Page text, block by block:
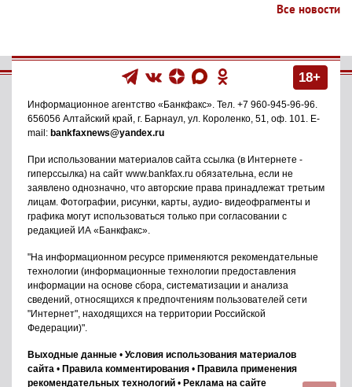
Все новости
18+
Информационное агентство «Банкфакс» . Тел. +7 960-945-96-96
656056 Алтайский край, г. Барнаул ул. Короленко, 51, оф. 101
. E-
mail: bankfaxnews@yandex.ru
При использовании материалов сайта ссылка (в Интернете -
гиперссылка) на сайт www.bankfax.ru обязательна, если не
заявлено однозначно, что авторские права принадлежат третьим
лицам. Фотографии, рисунки, карты, аудио- видеофрагменты и
графика могут использоваться только при согласовании с
редакцией ИА «Банкфакс».
"На информационном ресурсе применяются рекомендательные
технологии (информационные технологии предоставления
информации на основе сбора, систематизации и анализа
сведений, относящихся к предпочтениям пользователей сети
"Интернет", находящихся на территории Российской
Федерации)".
Выходные данные • Условия использования материалов
сайта • Правила комментирования • Правила применения
рекомендательных технологий • Реклама на сайте